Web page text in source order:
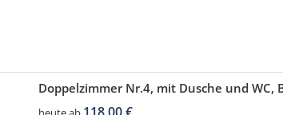
Doppelzimmer Nr.4, mit Dusche und WC,
118,00 €